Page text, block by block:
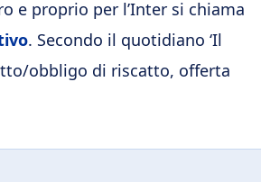
e proprio per l’Inter si chiama
. Secondo il quotidiano ‘Il
obbligo di riscatto, offerta